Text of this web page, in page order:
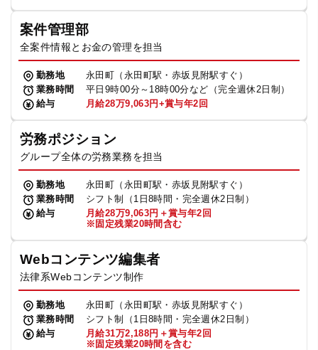
案件管理部
全案件情報とお金の管理を担当
勤務地
永田町（永田町駅・赤坂見附駅すぐ）
業務時間
平日9時00分～18時00分など（完全週休2日制）
給与
月給28万9,063円+賞与年2回
労務ポジション
グループ全体の労務業務を担当
勤務地
永田町（永田町駅・赤坂見附駅すぐ）
業務時間
シフト制（1日8時間・完全週休2日制）
給与
月給28万9,063円＋賞与年2回
※固定残業20時間含む
Webコンテンツ編集者
法律系Webコンテンツ制作
勤務地
永田町（永田町駅・赤坂見附駅すぐ）
業務時間
シフト制（1日8時間・完全週休2日制）
給与
月給31万2,188円＋賞与年2回
※固定残業20時間を含む